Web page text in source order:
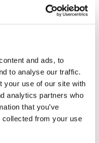
and ads, to
to analyse our traffic.
your use of our site with
analytics partners who
that you’ve
collected from your use